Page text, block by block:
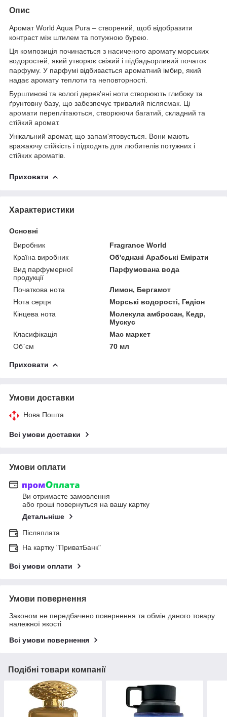
Опис
Аромат World Aqua Pura – створений, щоб відобразити
контраст між штилем та потужною бурею.
Ця композиція починається з насиченого аромату морських
водоростей, який утворює свіжий і підбадьорливий початок
парфуму. У парфумі відбивається ароматний імбир, який
надає аромату теплоти та неповторності.
Бурштинові та вологі дерев'яні ноти створюють глибоку та
ґрунтовну базу, що забезпечує тривалий післясмак. Ці
аромати переплітаються, створюючи багатий, складний та
стійкий аромат.
Унікальний аромат, що запам'ятовується. Вони мають
вражаючу стійкість і підходять для любителів потужних і
стійких ароматів.
Приховати
Характеристики
Основні
Виробник
Fragrance World
Країна виробник
Об'єднані Арабські Емірати
Вид парфумерної
продукції
Парфумована вода
Початкова нота
Лимон, Бергамот
Нота серця
Морські водорості, Гедіон
Кінцева нота
Молекула амбросан, Кедр,
Мускус
Класифікація
Мас маркет
Об`єм
70 мл
Приховати
Умови доставки
Нова Пошта
Всі умови доставки
Умови оплати
Ви отримаєте замовлення
або гроші повернуться на вашу картку
Детальніше
Післяплата
На картку "ПриватБанк"
Всі умови оплати
Умови повернення
Законом не передбачено повернення та обмін даного товару
належної якості
Всі умови повернення
Подібні товари компанії